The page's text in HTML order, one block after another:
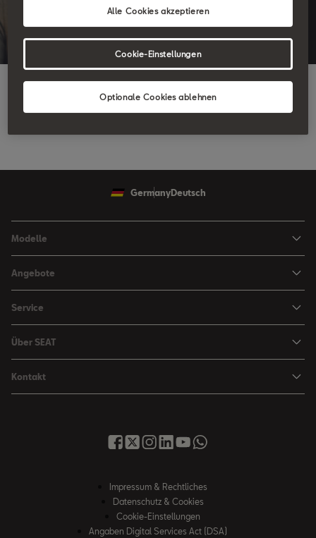
Damit du es von Anfang an so einfach wie möglich hast, sind wir
für dich da.
GermanyDeutsch
Modelle
Arona
Leon
Leon Sportstourer
SEAT Ateca Compact SUV (discontinued)
Angebote
Sondermodelle
SEAT FOR BUSINESS Angebote
Gebrauchtfahrzeuge
Finanzdienstleistung
Sommer Service Aktion
Service
Smartphone Kompatibilität
Senderlogos
SEAT Original Teile ®
Über SEAT
News & Events
Integrität & Compliance
SEAT Umwelt-Richtlinen
SEAT Qualitätsgrundsätze
Kontakt
Online Service-Terminbuchung
Impressum & Rechtliches
Datenschutz & Cookies
Cookie-Einstellungen
Angaben Digital Services Act (DSA)
Optionale Cookies ablehnen
Alle Cookies akzeptieren
Cookie-Einstellungen